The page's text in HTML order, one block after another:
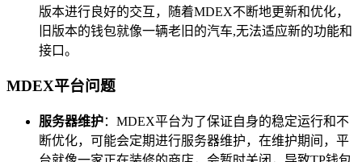
版本进行良好的交互，随着MDEX不断地更新和优化，
旧版本的钱包就像一辆老旧的汽车,无法适应新的功能和
接口。
MDEX平台问题
服务器维护：MDEX平台为了保证自身的稳定运行和不
断优化，可能会定期进行服务器维护，在维护期间，平